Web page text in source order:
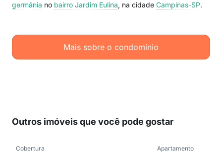
germânia no bairro Jardim Eulina, na cidade Campinas-SP.
Mais sobre o condomínio
Outros imóveis que você pode gostar
Cobertura Apartamento